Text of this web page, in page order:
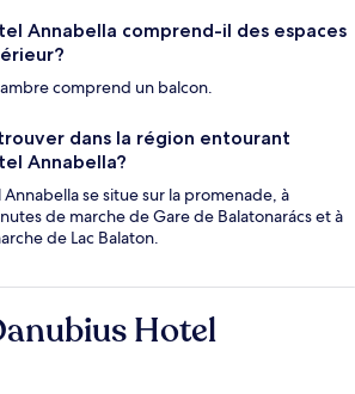
Annabella comprend-il des espaces
comprend un balcon.
dans la région entourant
Annabella?
se situe sur la promenade, à
de marche de Gare de Balatonarács et à
de Lac Balaton.
Hotel